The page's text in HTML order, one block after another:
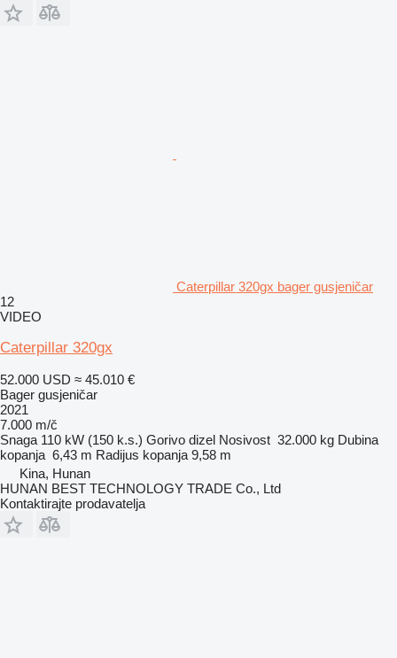
Caterpillar 320gx bager gusjeničar
12
VIDEO
Caterpillar 320gx
52.000 USD ≈ 45.010 €
Bager gusjeničar
2021
7.000 m/č
Snaga 110 kW (150 k.s.) Gorivo dizel Nosivost 32.000 kg Dubina
kopanja 6,43 m Radijus kopanja 9,58 m
Kina, Hunan
HUNAN BEST TECHNOLOGY TRADE Co., Ltd
Kontaktirajte prodavatelja